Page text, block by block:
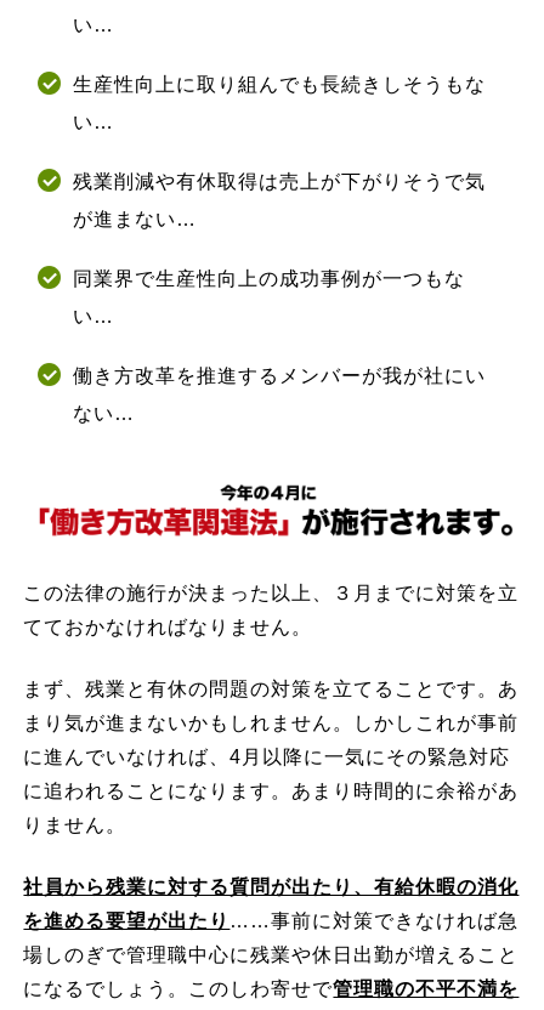
い…
生産性向上に取り組んでも長続きしそうもな
い…
残業削減や有休取得は売上が下がりそうで気
が進まない…
同業界で生産性向上の成功事例が一つもな
い…
働き方改革を推進するメンバーが我が社にい
ない…
この法律の施行が決まった以上、３月までに対策を立
てておかなければなりません。
まず、残業と有休の問題の対策を立てることです。あ
まり気が進まないかもしれません。しかしこれが事前
に進んでいなければ、4月以降に一気にその緊急対応
に追われることになります。あまり時間的に余裕があ
りません。
社員から残業に対する質問が出たり、有給休暇の消化
を進める要望が出たり ……事前に対策できなければ急
場しのぎで管理職中心に残業や休日出勤が増えること
になるでしょう。このしわ寄せで管理職の不平不満を